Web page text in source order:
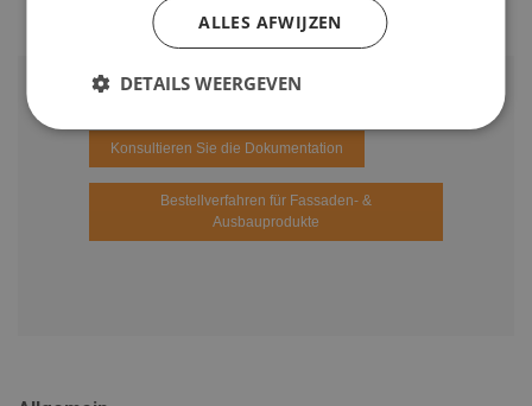
Konsultieren Sie die Dokumentation
Bestellverfahren für Fassaden- &
Ausbauprodukte
ALLES AFWIJZEN
DETAILS WEERGEVEN